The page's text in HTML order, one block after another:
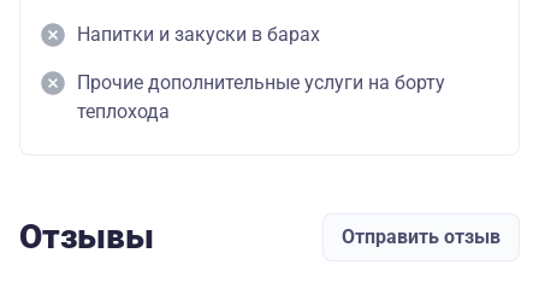
Напитки и закуски в барах
Прочие дополнительные услуги на борту
теплохода
Отзывы Отправить отзыв